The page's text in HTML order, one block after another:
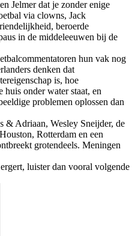
Jelmer dat je zonder enige
via clowns, Jack
beroerde
in de middeleeuwen bij de
hun vak nog
denken dat
is, hoe
huis onder water staat, en
problemen oplossen dan
& Adriaan, Wesley Sneijder, de
Rotterdam en een
grotendeels. Meningen
luister dan vooral volgende